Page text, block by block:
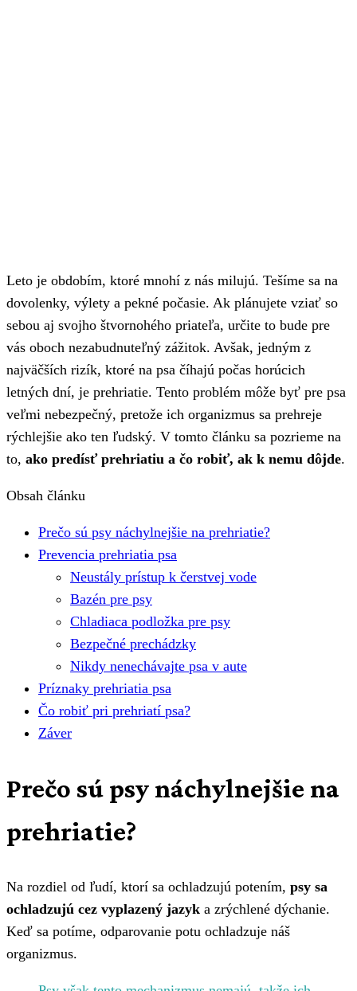
Leto je obdobím, ktoré mnohí z nás milujú. Tešíme sa na
dovolenky, výlety a pekné počasie. Ak plánujete vziať so
sebou aj svojho štvornohého priateľa, určite to bude pre
vás oboch nezabudnuteľný zážitok. Avšak, jedným z
najväčších rizík, ktoré na psa číhajú počas horúcich
letných dní, je prehriatie. Tento problém môže byť pre psa
veľmi nebezpečný, pretože ich organizmus sa prehreje
rýchlejšie ako ten ľudský. V tomto článku sa pozrieme na
to, ako predísť prehriatiu a čo robiť, ak k nemu dôjde.
Obsah článku
Prečo sú psy náchylnejšie na prehriatie?
Prevencia prehriatia psa
Neustály prístup k čerstvej vode
Bazén pre psy
Chladiaca podložka pre psy
Bezpečné prechádzky
Nikdy nenechávajte psa v aute
Príznaky prehriatia psa
Čo robiť pri prehriatí psa?
Záver
Prečo sú psy náchylnejšie na
prehriatie?
Na rozdiel od ľudí, ktorí sa ochladzujú potením, psy sa
ochladzujú cez vyplazený jazyk a zrýchlené dýchanie.
Keď sa potíme, odparovanie potu ochladzuje náš
organizmus.